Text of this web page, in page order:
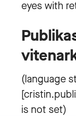
eyes with